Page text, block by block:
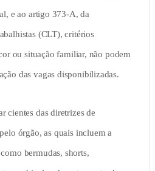
e ao artigo 373-A, da
(CLT), critérios
ou situação familiar, não podem
das vagas disponibilizadas.
cientes das diretrizes de
órgão, as quais incluem a
bermudas, shorts,